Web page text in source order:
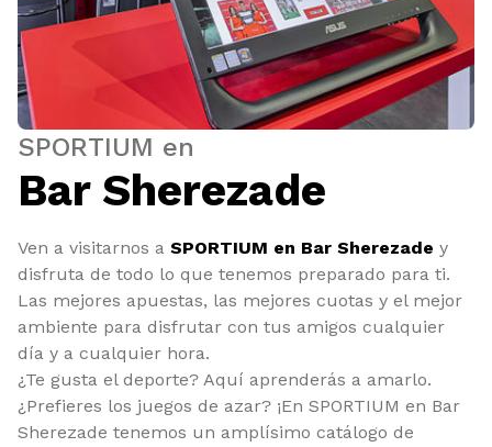
SPORTIUM en
Bar Sherezade
Ven a visitarnos a SPORTIUM en Bar Sherezade y
disfruta de todo lo que tenemos preparado para ti.
Las mejores apuestas, las mejores cuotas y el mejor
ambiente para disfrutar con tus amigos cualquier
día y a cualquier hora.
¿Te gusta el deporte? Aquí aprenderás a amarlo.
¿Prefieres los juegos de azar? ¡En SPORTIUM en Bar
Sherezade tenemos un amplísimo catálogo de